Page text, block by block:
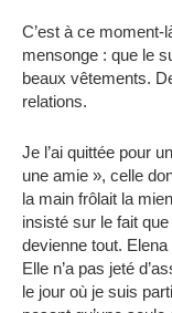
C’est à ce moment-
mensonge : que le
beaux vêtements.
relations.
Je l’ai quittée pour
une amie », celle
la main frôlait la
insisté sur le fait
devienne tout. Elena
Elle n’a pas jeté
le jour où je suis